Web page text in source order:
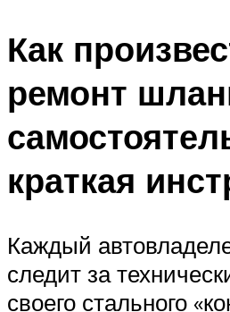
Как
ремонт
краткая
Каждый
следит за
своего стального